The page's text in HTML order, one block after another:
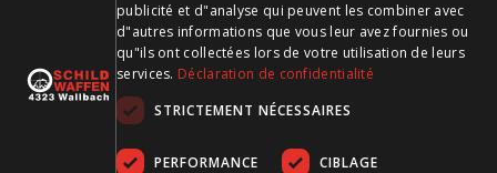
Visitez-nous sur les médias sociaux et restez à jour !
publicité et d"analyse qui peuvent les combiner avec
d"autres informations que vous leur avez fournies ou
qu"ils ont collectées lors de votre utilisation de leurs
services. Déclaration de confidentialité
STRICTEMENT NÉCESSAIRES
PERFORMANCE CIBLAGE